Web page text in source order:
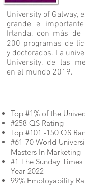
University of Galway,
grande e
Irlanda, con más
200 programas de
y doctorados. La
University, de las
en el mundo 2019.
Top #1% of the
#258 QS Rating
Top #101 -150 QS
#61-70 World
Masters In Marketing
#1 The Sunday
Year 2022
99% Employability